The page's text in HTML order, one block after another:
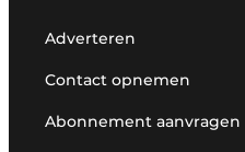
Adverteren
Contact opnemen
Abonnement aanvragen